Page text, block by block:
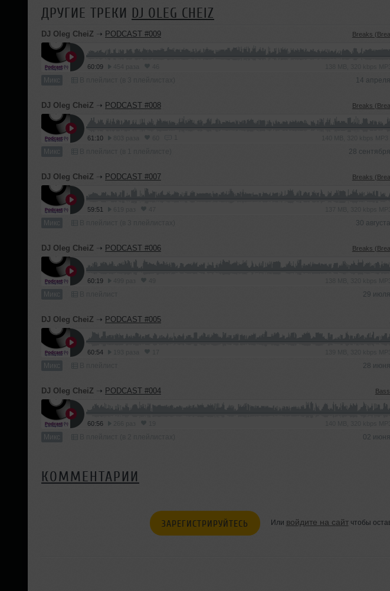
ДРУГИЕ ТРЕКИ DJ OLEG CHEIZ
DJ Oleg CheiZ ➝ PODCAST #009 Breaks
60:09
Микс 14
DJ Oleg CheiZ ➝ PODCAST #008 Breaks
61:10
Микс 28
DJ Oleg CheiZ ➝ PODCAST #007 Breaks
59:51
Микс 30
DJ Oleg CheiZ ➝ PODCAST #006 Breaks
60:19
Микс 29
DJ Oleg CheiZ ➝ PODCAST #005
60:54
Микс 28
DJ Oleg CheiZ ➝ PODCAST #004
60:56
Микс 02
КОММЕНТАРИИ
ЗАРЕГИСТРИРУЙТЕСЬ Или войдите на сайтчтобы